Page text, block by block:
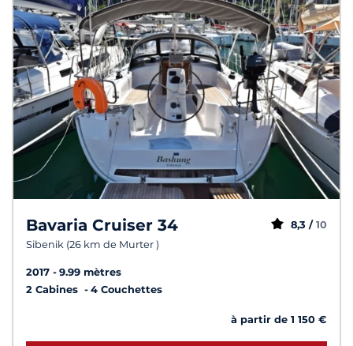
Bavaria Cruiser 34
Sibenik (26 km de Murter )
8,3 / 10
2017
9.99 mètres
2 Cabines
4 Couchettes
à partir de 1 150 €